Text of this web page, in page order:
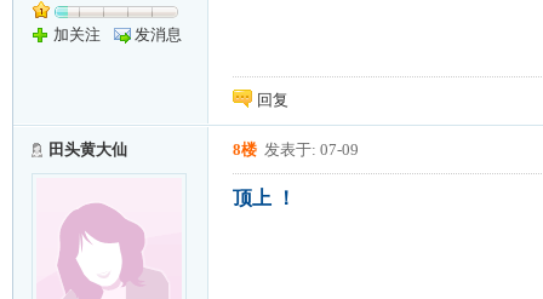
加关注 发消息
回复
田头黄大仙 8楼 发表于: 07-09
顶上 ！